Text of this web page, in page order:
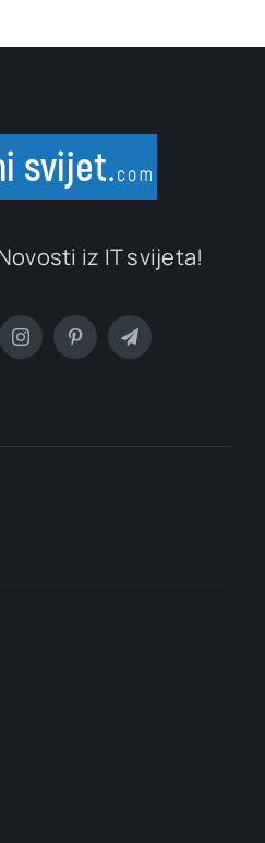
iz IT svijeta!